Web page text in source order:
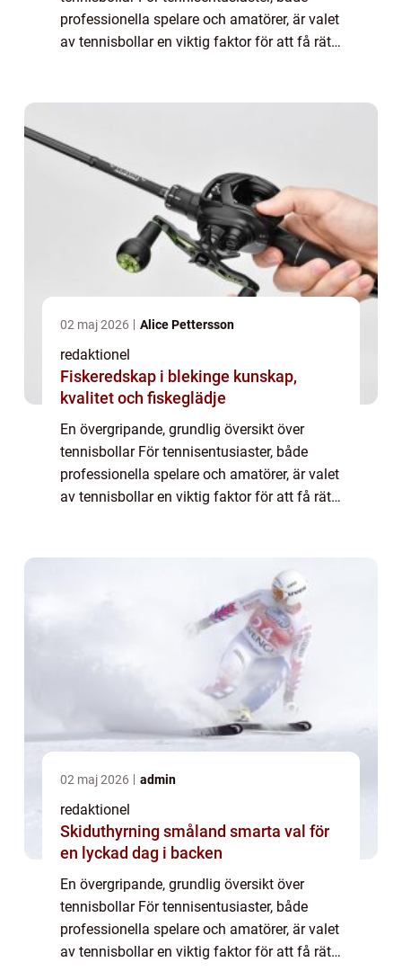
professionella spelare och amatörer, är valet
av tennisbollar en viktig faktor för att få rätt
02 maj 2026 Alice Pettersson
redaktionel
Fiskeredskap i blekinge kunskap,
kvalitet och fiskeglädje
En övergripande, grundlig översikt över
tennisbollar För tennisentusiaster, både
professionella spelare och amatörer, är valet
av tennisbollar en viktig faktor för att få rätt
02 maj 2026 admin
redaktionel
Skiduthyrning småland smarta val för
en lyckad dag i backen
En övergripande, grundlig översikt över
tennisbollar För tennisentusiaster, både
professionella spelare och amatörer, är valet
av tennisbollar en viktig faktor för att få rätt